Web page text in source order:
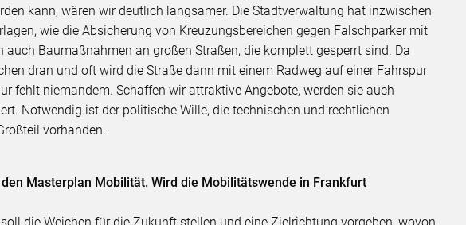
kann, wären wir deutlich langsamer. Die Stadtverwaltung hat inzwischen
wie die Absicherung von Kreuzungsbereichen gegen Falschparker mit
auch Baumaßnahmen an großen Straßen, die komplett gesperrt sind. Da
dran und oft wird die Straße dann mit einem Radweg auf einer Fahrspur
fehlt niemandem. Schaffen wir attraktive Angebote, werden sie auch
Notwendig ist der politische Wille, die technischen und rechtlichen
vorhanden.
Masterplan Mobilität. Wird die Mobilitätswende in Frankfurt